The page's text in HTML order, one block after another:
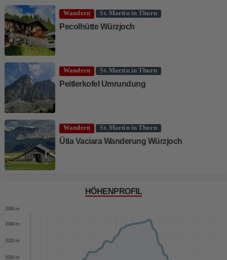
Wandern St. Martin in Thurn
Pecolhütte Würzjoch
Wandern St. Martin in Thurn
Peitlerkofel Umrundung
Wandern St. Martin in Thurn
Ütia Vaciara Wanderung Würzjoch
HÖHENPROFIL
2000 m
2020 m
2040 m
2060 m